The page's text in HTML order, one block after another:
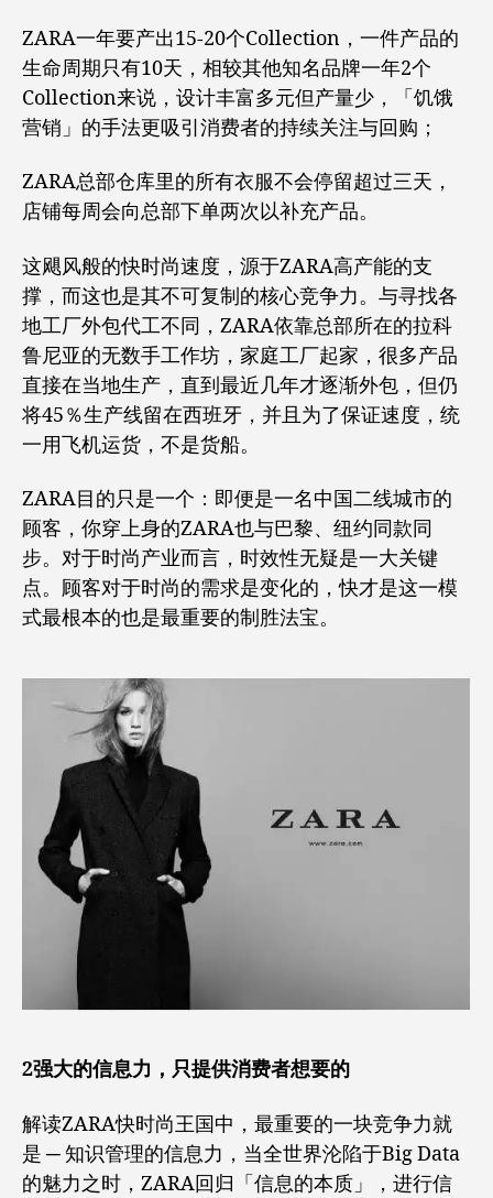
ZARA一年要产出15-20个Collection，一件产品的
生命周期只有10天，相较其他知名品牌一年2个
Collection来说，设计丰富多元但产量少，「饥饿
营销」的手法更吸引消费者的持续关注与回购；
ZARA总部仓库里的所有衣服不会停留超过三天，
店铺每周会向总部下单两次以补充产品。
这飓风般的快时尚速度，源于ZARA高产能的支
撑，而这也是其不可复制的核心竞争力。与寻找各
地工厂外包代工不同，ZARA依靠总部所在的拉科
鲁尼亚的无数手工作坊，家庭工厂起家，很多产品
直接在当地生产，直到最近几年才逐渐外包，但仍
将45％生产线留在西班牙，并且为了保证速度，统
一用飞机运货，不是货船。
ZARA目的只是一个：即便是一名中国二线城市的
顾客，你穿上身的ZARA也与巴黎、纽约同款同
步。对于时尚产业而言，时效性无疑是一大关键
点。顾客对于时尚的需求是变化的，快才是这一模
式最根本的也是最重要的制胜法宝。
2强大的信息力，只提供消费者想要的
解读ZARA快时尚王国中，最重要的一块竞争力就
是 ─ 知识管理的信息力，当全世界沦陷于Big Data
的魅力之时，ZARA回归「信息的本质」，进行信